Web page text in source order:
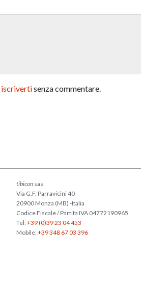
iscrivertisenza commentare.
tibiconsas
Via G.F. Parravicini 40
20900 Monza (MB) -Italia
Codice Fiscale / Partita IVA 04772190965
Tel:+39 (0)39 23 04 453
Mobile:+39 348 67 03 396